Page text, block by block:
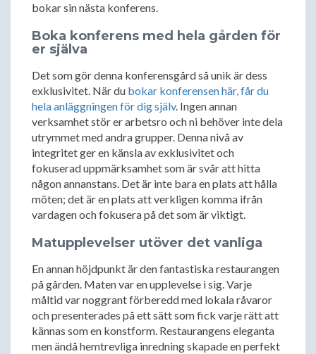
bokar sin nästa konferens.
Boka konferens med hela gården för
er själva
Det som gör denna konferensgård så unik är dess
exklusivitet. När du bokar konferensen här, får du
hela anläggningen för dig själv. Ingen annan
verksamhet stör er arbetsro och ni behöver inte dela
utrymmet med andra grupper. Denna nivå av
integritet ger en känsla av exklusivitet och
fokuserad uppmärksamhet som är svår att hitta
någon annanstans. Det är inte bara en plats att hålla
möten; det är en plats att verkligen komma ifrån
vardagen och fokusera på det som är viktigt.
Matupplevelser utöver det vanliga
En annan höjdpunkt är den fantastiska restaurangen
på gården. Maten var en upplevelse i sig. Varje
måltid var noggrant förberedd med lokala råvaror
och presenterades på ett sätt som fick varje rätt att
kännas som en konstform. Restaurangens eleganta
men ändå hemtrevliga inredning skapade en perfekt